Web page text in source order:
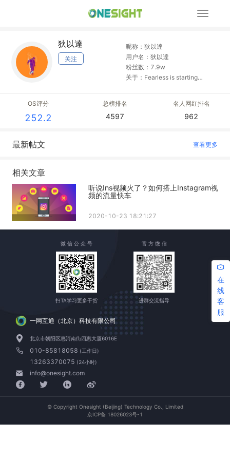
展
狄以達
关注
昵称：狄以達
用户名：狄以達
粉丝数：7.9w
关于：Fearless is starting
OS评分
252.2
总榜排名
4597
名人网红排名
962
最新帖文 查看更多
相关文章
听说Ins视频火了？如何搭上Instagram视
频的流量快车
2020-10-23 18:21:27
在
线
客
服
一网互通（北京）科技有限公司
北京市朝阳区惠河南街四惠大厦6016E
010-85818058 (工作日)
13263370075 (24小时)
info@onesight.com
微 信 公 众 号
扫TA学习更多干货
官 方 微 信
进群交流指导
© Copyright Onesight (Beijing) Technology Co., Limited
京ICP备 18026023号-1